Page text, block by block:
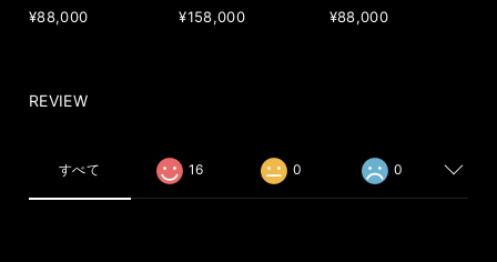
¥88,000
¥158,000
¥88,000
REVIEW
すべて 16 0 0